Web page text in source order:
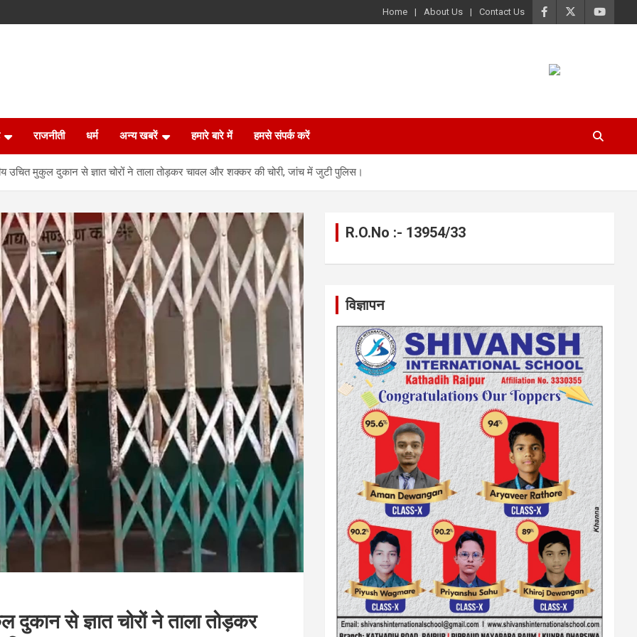
Home About Us Contact Us
राजनीती धर्म अन्य खबरें हमारे बारे में हमसे संपर्क करें
उचित मुकुल दुकान से ज्ञात चोरों ने ताला तोड़कर चावल और शक्कर की चोरी, जांच में जुटी पुलिस।
से ज्ञात चोरों ने ताला तोड़कर
R.O.No :- 13954/33
विज्ञापन